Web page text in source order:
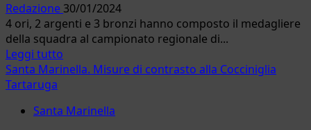
spiaggia
“Spinicci
–
Pian
di
Redazione 30/01/2024
4 ori, 2 argenti e 3 bronzi hanno composto il medagliere
della squadra al campionato regionale di...
Leggi tutto
di
Roma
Santa Marinella. Misure di contrasto alla Cocciniglia
Tartaruga
Santa Marinella